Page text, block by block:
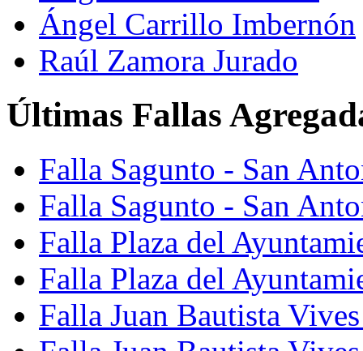
Ángel Carrillo Imbernón
Raúl Zamora Jurado
Últimas Fallas
Falla Sagunto - San
Falla Sagunto - San
Falla Plaza del
Falla Plaza del
Falla Juan Bautista